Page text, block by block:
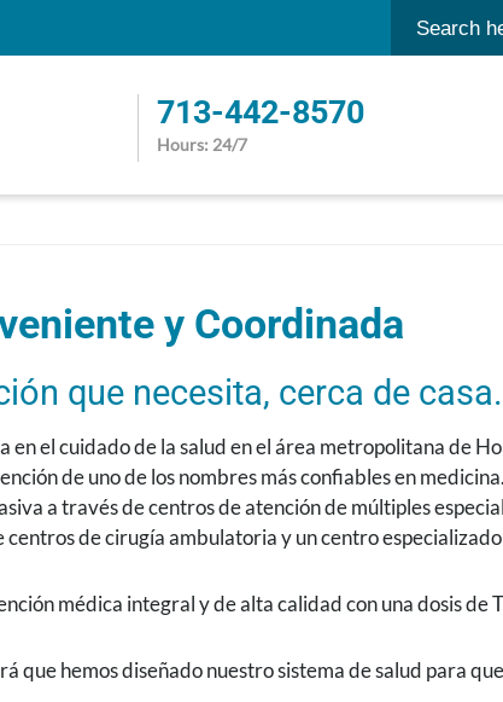
Submit search
713-442-8570
Hours: 24/7
y Coordinada
que necesita, cerca de casa.
en el cuidado de la salud en el área metropolitana de
de uno de los nombres más confiables en
a través de centros de atención de múltiples
centros de cirugía ambulatoria y un centro
médica integral y de alta calidad con una dosis de
que hemos diseñado nuestro sistema de salud para